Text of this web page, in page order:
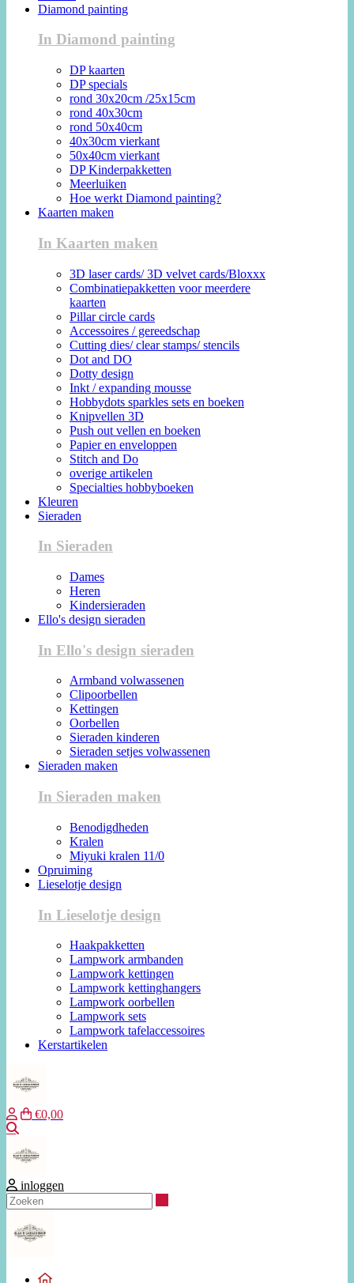
Diamond painting
In Diamond painting
DP kaarten
DP specials
rond 30x20cm /25x15cm
rond 40x30cm
rond 50x40cm
40x30cm vierkant
50x40cm vierkant
DP Kinderpakketten
Meerluiken
Hoe werkt Diamond painting?
Kaarten maken
In Kaarten maken
3D laser cards/ 3D velvet cards/Bloxxx
Combinatiepakketten voor meerdere
kaarten
Pillar circle cards
Accessoires / gereedschap
Cutting dies/ clear stamps/ stencils
Dot and DO
Dotty design
Inkt / expanding mousse
Hobbydots sparkles sets en boeken
Knipvellen 3D
Push out vellen en boeken
Papier en enveloppen
Stitch and Do
overige artikelen
Specialties hobbyboeken
Kleuren
Sieraden
In Sieraden
Dames
Heren
Kindersieraden
Ello's design sieraden
In Ello's design sieraden
Armband volwassenen
Clipoorbellen
Kettingen
Oorbellen
Sieraden kinderen
Sieraden setjes volwassenen
Sieraden maken
In Sieraden maken
Benodigdheden
Kralen
Miyuki kralen 11/0
Opruiming
Lieselotje design
In Lieselotje design
Haakpakketten
Lampwork armbanden
Lampwork kettingen
Lampwork kettinghangers
Lampwork oorbellen
Lampwork sets
Lampwork tafelaccessoires
Kerstartikelen
€0,00
inloggen